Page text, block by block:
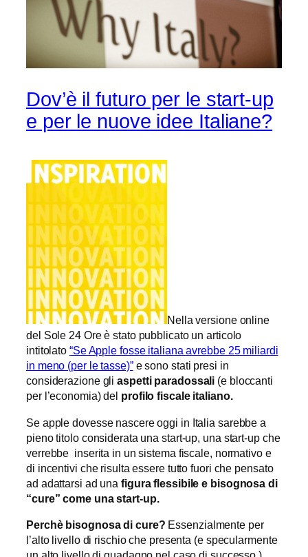
Dov’è il futuro per le start-up
e per le nuove idee Italiane?
Nella versione online
del Sole 24 Ore è stato pubblicato un articolo
intitolato “Se Apple fosse italiana avrebbe 25 miliardi
in meno (per le tasse)”e sono stati presi in
considerazione gliaspetti paradossali (e bloccanti
per l’economia) del profilo fiscale italiano.
Se apple dovesse nascere oggi in Italia sarebbe a
pieno titolo considerata una start-up, una start-up che
verrebbe inserita in un sistema fiscale, normativo e
di incentivi che risulta essere tutto fuori che pensato
ad adattarsi ad unafigura flessibile e bisognosa di
“cure” come una start-up.
Perchè bisognosa di cure? Essenzialmente per
l’alto livello di rischio che presenta (e specularmente